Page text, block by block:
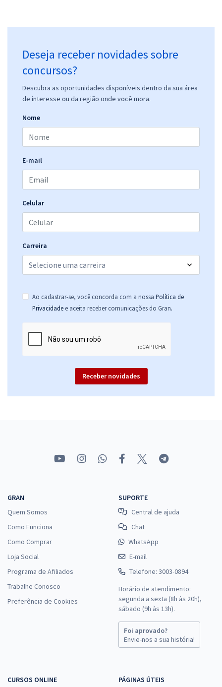
Deseja receber novidades sobre
concursos?
Descubra as oportunidades disponíveis dentro da sua área
de interesse ou da região onde você mora.
Nome
E-mail
Celular
Carreira
Ao cadastrar-se, você concorda com a nossa Política de
Privacidade e aceita receber comunicações do Gran.
Receber novidades
GRAN
Quem Somos
Como Funciona
Como Comprar
Loja Social
Programa de Afiliados
Trabalhe Conosco
Preferência de Cookies
SUPORTE
Central de ajuda
Chat
WhatsApp
E-mail
Telefone: 3003-0894
Horário de atendimento:
segunda a sexta (8h às 20h),
sábado (9h às 13h).
Foi aprovado?
Envie-nos a sua história!
CURSOS ONLINE PÁGINAS ÚTEIS